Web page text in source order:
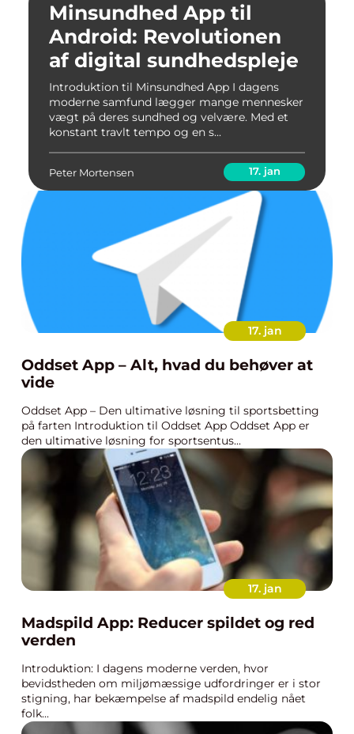
Minsundhed App til
Android: Revolutionen
af digital sundhedspleje
Introduktion til Minsundhed App I dagens
moderne samfund lægger mange mennesker
vægt på deres sundhed og velvære. Med et
konstant travlt tempo og en s...
Peter Mortensen 17. jan
17. jan
Oddset App – Alt, hvad du behøver at
vide
Oddset App – Den ultimative løsning til sportsbetting
på farten Introduktion til Oddset App Oddset App er
den ultimative løsning for sportsentus...
17. jan
Madspild App: Reducer spildet og red
verden
Introduktion: I dagens moderne verden, hvor
bevidstheden om miljømæssige udfordringer er i stor
stigning, har bekæmpelse af madspild endelig nået
folk...